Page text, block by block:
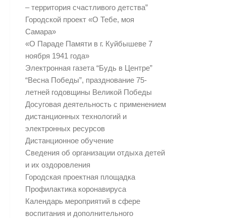
– территория счастливого детства”
Городской проект «О Тебе, моя
Самара»
«О Параде Памяти в г. Куйбышеве 7
ноября 1941 года»
Электронная газета “Будь в Центре”
“Весна Победы”, празднование 75-
летней годовщины Великой Победы
Досуговая деятельность с применением
дистанционных технологий и
электронных ресурсов
Дистанционное обучение
Сведения об организации отдыха детей
и их оздоровления
Городская проектная площадка
Профилактика коронавируса
Календарь мероприятий в сфере
воспитания и дополнительного